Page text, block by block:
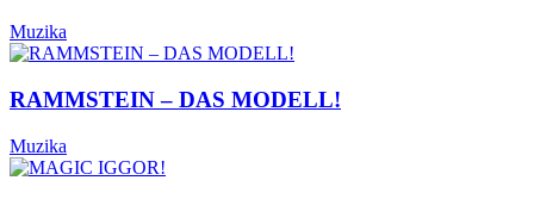
Muzika
RAMMSTEIN – DAS MODELL!
Muzika